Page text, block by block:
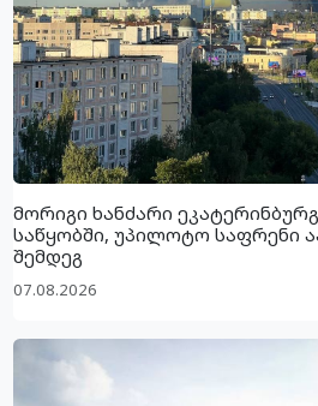
მორიგი ხანძარი
საწყობში, უპილოტო საფრენი
შემდეგ
07.08.2026